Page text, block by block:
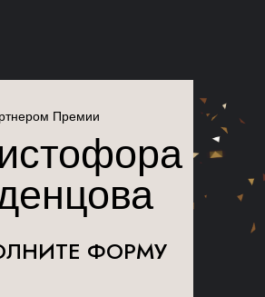
ФОРМУ
Премии